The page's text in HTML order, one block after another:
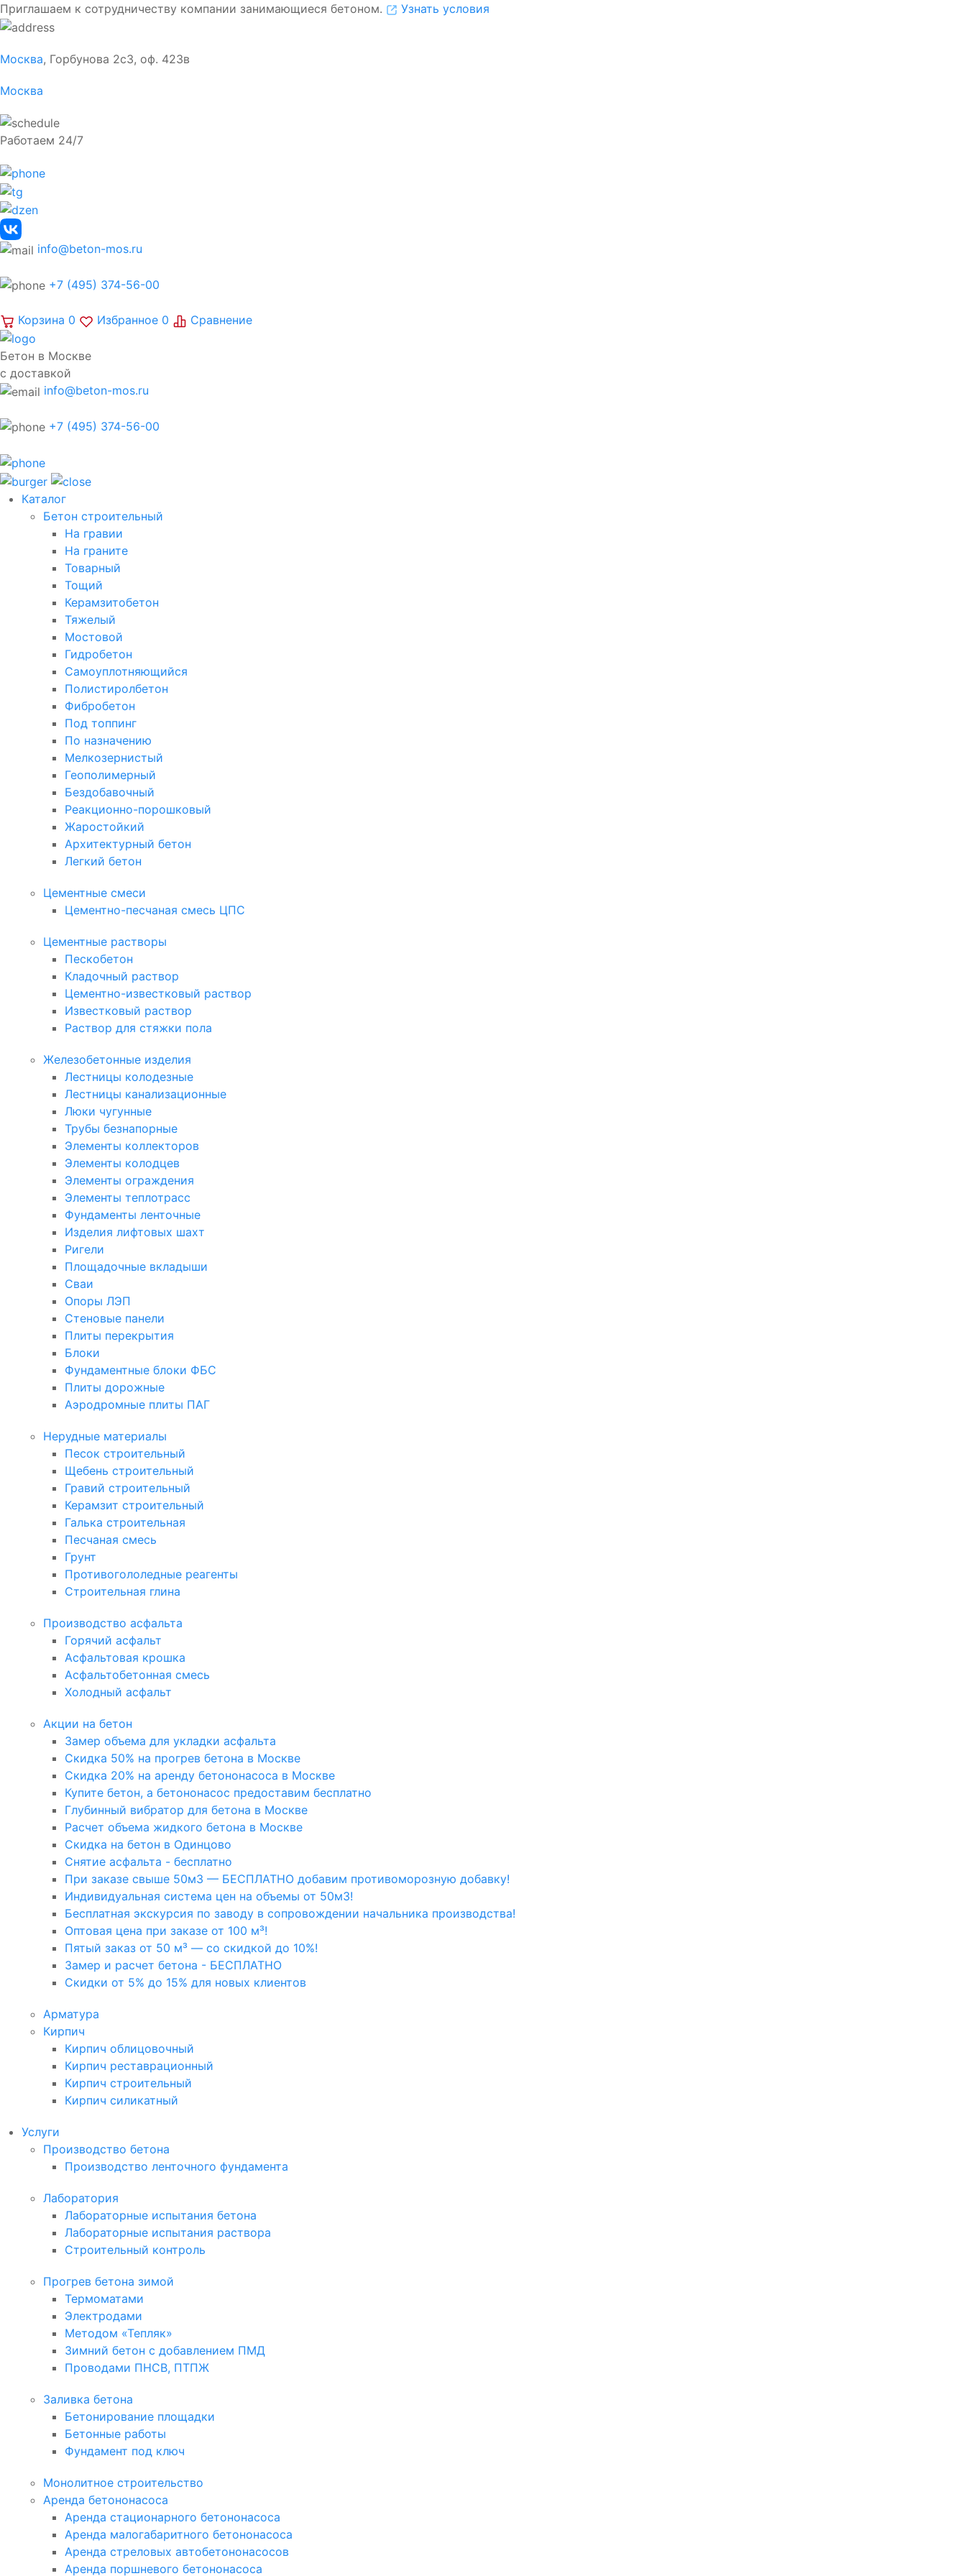
Приглашаем к сотрудничеству компании занимающиеся бетоном. Узнать условия
Москва, Горбунова 2с3, оф. 423в
Москва
Работаем 24/7
info@beton-mos.ru
+7 (495) 374-56-00
Корзина 0 Избранное 0 Сравнение
Бетон в Москве
с доставкой
info@beton-mos.ru
+7 (495) 374-56-00
Каталог
Бетон строительный
На гравии
На граните
Товарный
Тощий
Керамзитобетон
Тяжелый
Мостовой
Гидробетон
Самоуплотняющийся
Полистиролбетон
Фибробетон
Под топпинг
По назначению
Мелкозернистый
Геополимерный
Бездобавочный
Реакционно-порошковый
Жаростойкий
Архитектурный бетон
Легкий бетон
Цементные смеси
Цементно-песчаная смесь ЦПС
Цементные растворы
Пескобетон
Кладочный раствор
Цементно-известковый раствор
Известковый раствор
Раствор для стяжки пола
Железобетонные изделия
Лестницы колодезные
Лестницы канализационные
Люки чугунные
Трубы безнапорные
Элементы коллекторов
Элементы колодцев
Элементы ограждения
Элементы теплотрасс
Фундаменты ленточные
Изделия лифтовых шахт
Ригели
Площадочные вкладыши
Сваи
Опоры ЛЭП
Стеновые панели
Плиты перекрытия
Блоки
Фундаментные блоки ФБС
Плиты дорожные
Аэродромные плиты ПАГ
Нерудные материалы
Песок строительный
Щебень строительный
Гравий строительный
Керамзит строительный
Галька строительная
Песчаная смесь
Грунт
Противогололедные реагенты
Строительная глина
Производство асфальта
Горячий асфальт
Асфальтовая крошка
Асфальтобетонная смесь
Холодный асфальт
Акции на бетон
Замер объема для укладки асфальта
Скидка 50% на прогрев бетона в Москве
Скидка 20% на аренду бетононасоса в Москве
Купите бетон, а бетононасос предоставим бесплатно
Глубинный вибратор для бетона в Москве
Расчет объема жидкого бетона в Москве
Скидка на бетон в Одинцово
Снятие асфальта - бесплатно
При заказе свыше 50м3 — БЕСПЛАТНО добавим противоморозную добавку!
Индивидуальная система цен на объемы от 50м3!
Бесплатная экскурсия по заводу в сопровождении начальника производства!
Оптовая цена при заказе от 100 м³!
Пятый заказ от 50 м³ — со скидкой до 10%!
Замер и расчет бетона - БЕСПЛАТНО
Скидки от 5% до 15% для новых клиентов
Арматура
Кирпич
Кирпич облицовочный
Кирпич реставрационный
Кирпич строительный
Кирпич силикатный
Услуги
Производство бетона
Производство ленточного фундамента
Лаборатория
Лабораторные испытания бетона
Лабораторные испытания раствора
Строительный контроль
Прогрев бетона зимой
Термоматами
Электродами
Методом «Тепляк»
Зимний бетон с добавлением ПМД
Проводами ПНСВ, ПТПЖ
Заливка бетона
Бетонирование площадки
Бетонные работы
Фундамент под ключ
Монолитное строительство
Аренда бетононасоса
Аренда стационарного бетононасоса
Аренда малогабаритного бетононасоса
Аренда стреловых автобетононасосов
Аренда поршневого бетононасоса